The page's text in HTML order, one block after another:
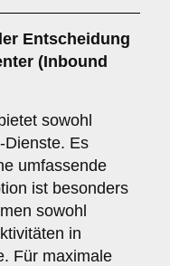
Entscheidung
(Inbound
sowohl
Dienste. Es
umfassende
ist besonders
sowohl
in
Für maximale